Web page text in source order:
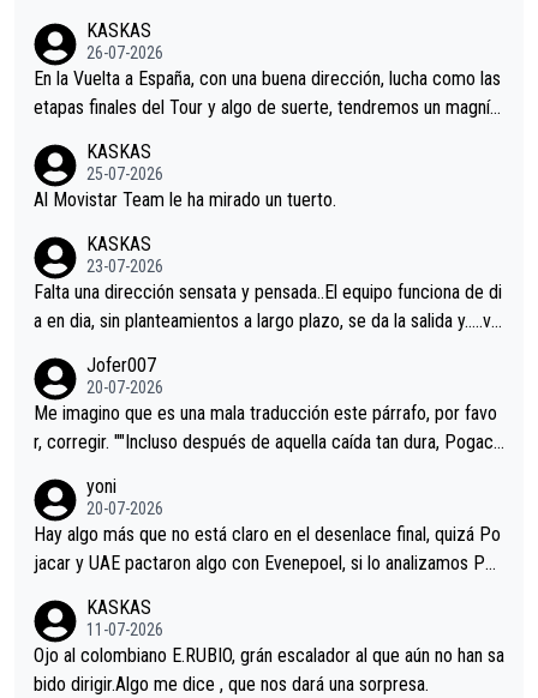
KASKAS
26-07-2026
En la Vuelta a España, con una buena dirección, lucha como las
etapas finales del Tour y algo de suerte, tendremos un magnífi
KASKAS
25-07-2026
Al Movistar Team le ha mirado un tuerto.
KASKAS
23-07-2026
Falta una dirección sensata y pensada..El equipo funciona de di
a en dia, sin planteamientos a largo plazo, se da la salida y…..ve
Minguez, Velez etc etc.Me da pena vivir estos momentos tan
tristes sin victorias.
Jofer007
20-07-2026
Me imagino que es una mala traducción este párrafo, por favo
r, corregir. ""Incluso después de aquella caída tan dura, Pogaca
permaneció pegado a su rueda. Parecía increíble la forma en l
a que era capaz de controlar el miedo", recordó."
yoni
20-07-2026
Hay algo más que no está claro en el desenlace final, quizá Po
jacar y UAE pactaron algo con Evenepoel, si lo analizamos Poj
i sin pedalear, luego está el saludo con Evenepoel dándose la
mano de una manera muy fraternal, más allá de los típicos toqu
es en el hombro con que saludaba a Vingegard. Ahí hubo una in
KASKAS
11-07-2026
Ojo al colombiano E.RUBIO, grán escalador al que aún no han sa
bido dirigir.Algo me dice , que nos dará una sorpresa.